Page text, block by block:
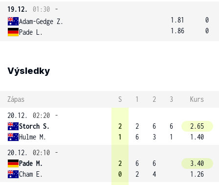
19.12. 01:30
-
Adam-Gedge Z.
Pade L.
1.81
1.86
0
0
Výsledky
Zápas S 1 2 3
Kurs
20.12.
02:20
-
Storch S.
Hulme M.
2
1
2
6
6
3
6
1
2.65
1.40
20.12.
02:10
-
Pade M.
Cham E.
2
0
6
2
6
4
3.40
1.26